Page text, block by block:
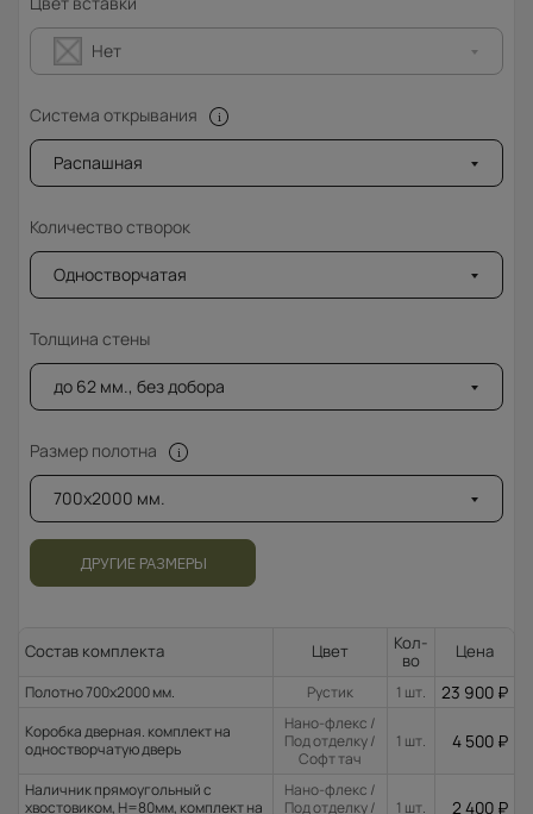
Нет
Система открывания
Распашная
Количество створок
Одностворчатая
Толщина стены
до 62 мм., без добора
Размер полотна
700x2000 мм.
ДРУГИЕ РАЗМЕРЫ
Состав комплекта Цвет
Кол-
во
Цена
Полотно 700x2000 мм. Рустик 1 шт. 23 900 ₽
Коробка дверная. комплект на
одностворчатую дверь
Нано-флекс /
Под отделку /
Софт тач
1 шт. 4 500 ₽
Наличник прямоугольный с
хвостовиком, H=80мм, комплект на
Нано-флекс /
Под отделку /
1 шт. 2 400 ₽